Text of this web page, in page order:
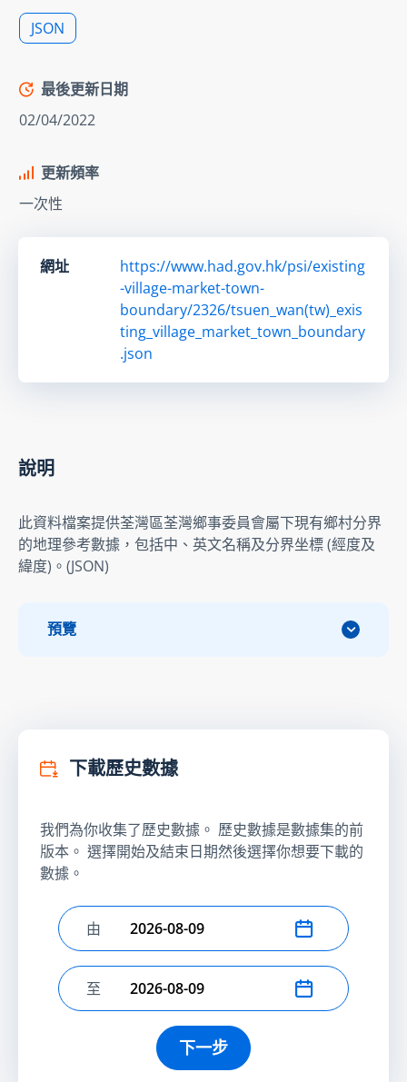
JSON
最後更新日期
02/04/2022
更新頻率
一次性
網址
https://www.had.gov.hk/psi/existing
-village-market-town-
boundary/2326/tsuen_wan(tw)_exis
ting_village_market_town_boundary
.json
說明
此資料檔案提供荃灣區荃灣鄉事委員會屬下現有鄉村分界
的地理參考數據，包括中、英文名稱及分界坐標 (經度及
緯度)。(JSON)
預覽
下載歷史數據
我們為你收集了歷史數據。 歷史數據是數據集的前
版本。 選擇開始及結束日期然後選擇你想要下載的
數據。
選擇開始日期
由
選擇結束日期
至
下一步